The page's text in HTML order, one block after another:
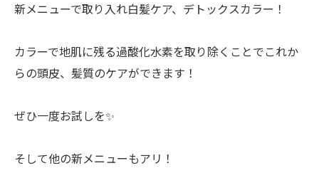
新メニューで取り入れ白髪ケア、デトックスカラー！
カラーで地肌に残る過酸化水素を取り除くことでこれか
らの頭皮、髪質のケアができます！
ぜひ一度お試しを✨
そして他の新メニューもアリ！